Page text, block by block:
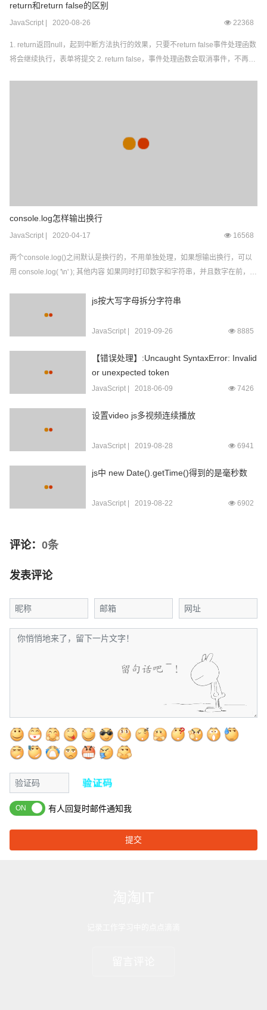
return和return false的区别
JavaScript 2020-08-26 22368
1. return返回null，起到中断方法执行的效果，只要不return false事件处理函数
将会继续执行，表单将提交 2. return false，事件处理函数会取消事件，不再继
console.log怎样输出换行
JavaScript 2020-04-17 16568
两个console.log()之间默认是换行的，不用单独处理，如果想输出换行，可以
用 console.log( '\n' ); 其他内容 如果同时打印数字和字符串，并且数字在前，打
js按大写字母拆分字符串
JavaScript 2019-09-26 8885
【错误处理】:Uncaught SyntaxError: Invalid
or unexpected token
JavaScript 2018-06-09 7426
设置video js多视频连续播放
JavaScript 2019-08-28 6941
js中 new Date().getTime()得到的是毫秒数
JavaScript 2019-08-22 6902
评论： 0条
发表评论
有人回复时邮件通知我
提交